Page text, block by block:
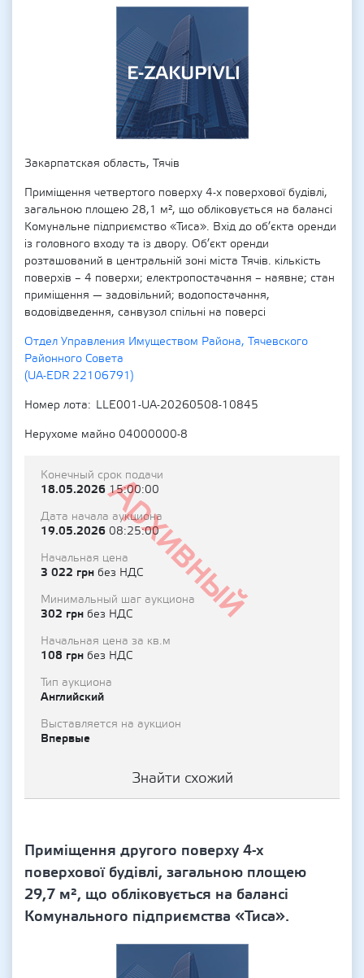
Закарпатская область, Тячів
Приміщення четвертого поверху 4-х поверхової будівлі,
загальною площею 28,1 м², що обліковується на балансі
Комунальне підприємство «Тиса». Вхід до об’єкта оренди
із головного входу та із двору. Об’єкт оренди
розташований в центральній зоні міста Тячів. кількість
поверхів – 4 поверхи; електропостачання – наявне; стан
приміщення — задовільний; водопостачання,
водовідведення, санвузол спільні на поверсі
Отдел Управления Имуществом Района, Тячевского
Районного Совета
(UA-EDR 22106791)
Номер лота
LLE001-UA-20260508-10845
Нерухоме майно 04000000-8
Архивный
Конечный срок подачи
18.05.202615:00:00
Дата начала аукциона
19.05.2026 08:25:00
Начальная цена
3 022 грн без НДС
Минимальный шаг аукциона
302 грн без НДС
Начальная цена за кв.м
108 грн без НДС
Тип аукциона
Английский
Выставляется на аукцион
Впервые
Знайти схожий
Приміщення другого поверху 4-х
поверхової будівлі, загальною площею
29,7 м², що обліковується на балансі
Комунального підприємства «Тиса».